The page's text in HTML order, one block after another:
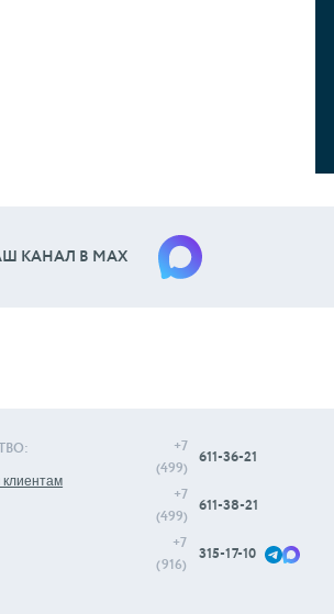
КАНАЛ В МАХ
+7
(499)
611-36-21
+7
(499)
611-38-21
+7
(916)
315-17-10